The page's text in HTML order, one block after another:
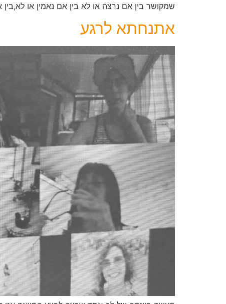
שמקושר בין אם נרצה או לא בין אם נאמין או
אתנחתא לרגע